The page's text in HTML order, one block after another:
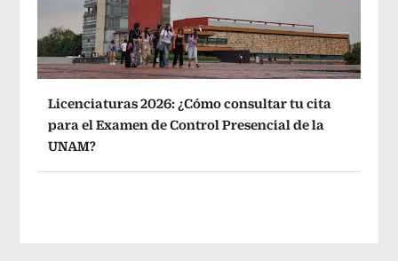
Licenciaturas 2026: ¿Cómo consultar tu cita
para el Examen de Control Presencial de la
UNAM?